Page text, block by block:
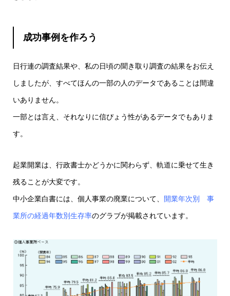
成功事例を作ろう
日行連の調査結果や、私の日頃の聞き取り調査の結果をお伝え
しましたが、すべてほんの一部の人のデータであることは間違
いありません。
一部とは言え、それなりに信ぴょう性があるデータでもありま
す。
起業開業は、行政書士かどうかに関わらず、軌道に乗せて生き
残ることが大変です。
中小企業白書には、個人事業の廃業について、 開業年次別 事
業所の経過年数別生存率のグラブが掲載されています。